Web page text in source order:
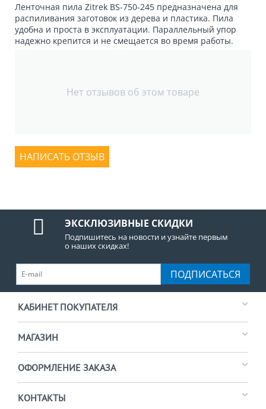
Ленточная пила Zitrek BS-750-245 предназначена для
распиливания заготовок из дерева и пластика. Пила
удобна и проста в эксплуатации. Параллельный упор
надежно крепится и не смещается во время работы.
Нет отзывов об этом товаре
НАПИСАТЬ ОТЗЫВ
ЭКСКЛЮЗИВНЫЕ СКИДКИ
Подпишитесь на новости и узнайте первым
о наших скидках!
ПОДПИСАТЬСЯ
КАБИНЕТ ПОКУПАТЕЛЯ
МАГАЗИН
ОФОРМЛЕНИЕ ЗАКАЗА
КОНТАКТЫ